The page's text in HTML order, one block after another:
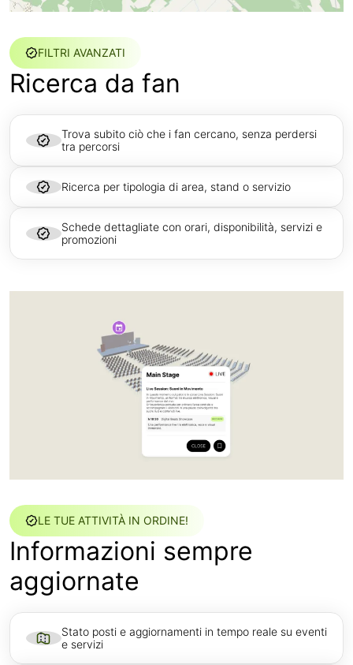
FILTRI AVANZATI
Ricerca da fan
Trova subito ciò che i fan cercano, senza perdersi
tra percorsi
Ricerca per tipologia di area, stand o servizio
Schede dettagliate con orari, disponibilità, servizi e
promozioni
LE TUE ATTIVITÀ IN ORDINE!
Informazioni sempre
aggiornate
Stato posti e aggiornamenti in tempo reale su eventi
e servizi